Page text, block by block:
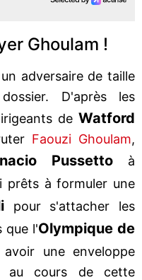
Ghoulam !
adversaire de taille
D'après les
de Watford
Faouzi Ghoulam,
Pussetto à
prêts à formuler une
pour s'attacher les
que l'Olympique de
une enveloppe
au cours de cette